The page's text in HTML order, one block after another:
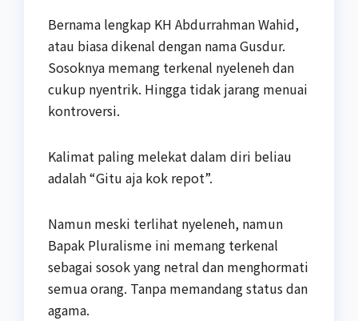
Bernama lengkap KH Abdurrahman Wahid,
atau biasa dikenal dengan nama Gusdur.
Sosoknya memang terkenal nyeleneh dan
cukup nyentrik. Hingga tidak jarang menuai
kontroversi.
Kalimat paling melekat dalam diri beliau
adalah “Gitu aja kok repot”.
Namun meski terlihat nyeleneh, namun
Bapak Pluralisme ini memang terkenal
sebagai sosok yang netral dan menghormati
semua orang. Tanpa memandang status dan
agama.